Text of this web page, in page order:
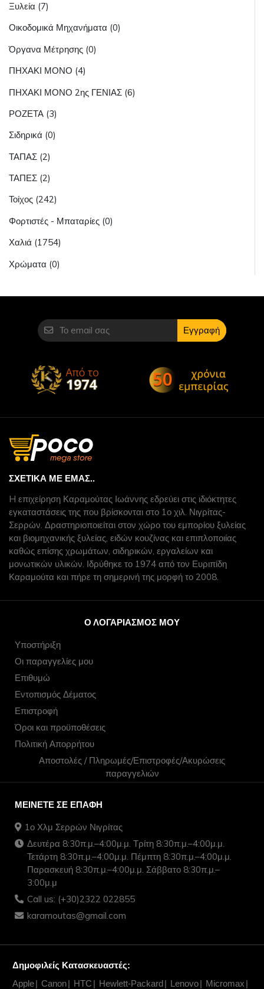
Ξυλεία (7)
Οικοδομικά Μηχανήματα (0)
Όργανα Μέτρησης (0)
ΠΗΧΑΚΙ ΜΟΝΟ (4)
ΠΗΧΑΚΙ ΜΟΝΟ 2ης ΓΕΝΙΑΣ (6)
ΡΟΖΕΤΑ (3)
Σιδηρικά (0)
ΤΑΠΑΣ (2)
ΤΑΠΕΣ (2)
Τοίχος (242)
Φορτιστές - Μπαταρίες (0)
Χαλιά (1754)
Χρώματα (0)
Εγγραφή
ΣΧΕΤΙΚΆ ΜΕ ΕΜΆΣ..
H επιχείρηση Καραμούτας Ιωάννης εδρεύει στις ιδιόκτητες
εγκαταστάσεις της που βρίσκονται στο 1ο χιλ. Νιγρίτας-
Σερρών. Δραστηριοποιείται στον χώρο του εμπορίου ξυλείας
και βιομηχανικής ξυλείας, ειδών κουζίνας και επιπλοποιίας
καθώς επίσης χρωμάτων, σιδηρικών, εργαλείων και
μονωτικών υλικών. Ιδρύθηκε το 1974 από τον Ευριπίδη
Καραμούτα και πήρε τη σημερινή της μορφή το 2008.
Ο ΛΟΓΑΡΙΑΣΜΌΣ ΜΟΥ
Υποστήριξη
Οι παραγγελίες μου
Επιθυμώ
Εντοπισμός Δέματος
Επιστροφή
Όροι και προϋποθέσεις
Πολιτική Απορρήτου
Αποστολές / Πληρωμές/Επιστροφές/Ακυρώσεις
παραγγελιών
ΜΕΊΝΕΤΕ ΣΕ ΕΠΑΦΉ
1ο Χλμ Σερρών Νιγρίτας
Δευτέρα 8:30π.μ.–4:00μ.μ. Τρίτη 8:30π.μ.–4:00μ.μ.
Τετάρτη 8:30π.μ.–4:00μ.μ. Πέμπτη 8:30π.μ.–4:00μ.μ.
Παρασκευή 8:30π.μ.–4:00μ.μ. Σάββατο 8:30π.μ.–
3:00μ.μ
Call us: (+30)2322 022855
karamoutas@gmail.com
Δημοφιλείς Κατασκευαστές:
Apple
Canon HTC Hewlett-Packard Lenovo Micromax